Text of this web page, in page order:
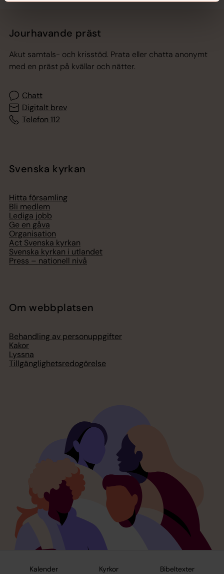
Kalender Kyrkor Bibeltexter
Jourhavande präst
Akut samtals- och krisstöd. Prata eller chatta anonymt
med en präst på kvällar och nätter.
Chatt
Digitalt brev
Telefon 112
Svenska kyrkan
Hitta församling
Bli medlem
Lediga jobb
Ge en gåva
Organisation
Act Svenska kyrkan
Svenska kyrkan i utlandet
Press – nationell nivå
Om webbplatsen
Behandling av personuppgifter
Kakor
Lyssna
Tillgänglighetsredogörelse